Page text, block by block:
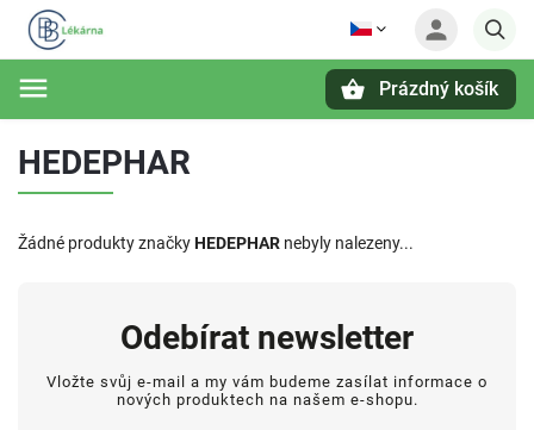
Prázdný košík
HEDEPHAR
Žádné produkty značkyHEDEPHAR nebyly nalezeny...
Odebírat newsletter
Vložte svůj e-mail a my vám budeme zasílat informace o
nových produktech na našem e-shopu.